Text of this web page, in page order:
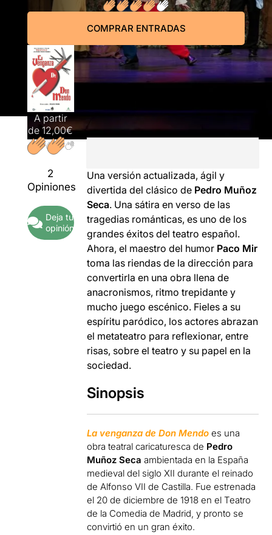
COMPRAR ENTRADAS
A partir
de12,00€
2
Opiniones
Deja tu
opinión
Una versión actualizada, ágil y
divertida del clásico de Pedro Muñoz
Seca. Una sátira en verso de las
tragedias románticas, es uno de los
grandes éxitos del teatro español.
Ahora, el maestro del humor Paco Mir
toma las riendas de la dirección para
convertirla en una obra llena de
anacronismos, ritmo trepidante y
mucho juego escénico. Fieles a su
espíritu paródico, los actores abrazan
el metateatro para reflexionar, entre
risas, sobre el teatro y su papel en la
sociedad.
Sinopsis
La venganza de Don Mendo es una
obra teatral caricaturesca de Pedro
Muñoz Seca ambientada en la España
medieval del siglo XII durante el reinado
de Alfonso VII de Castilla. Fue estrenada
el 20 de diciembre de 1918 en el Teatro
de la Comedia de Madrid, y pronto se
convirtió en un gran éxito.